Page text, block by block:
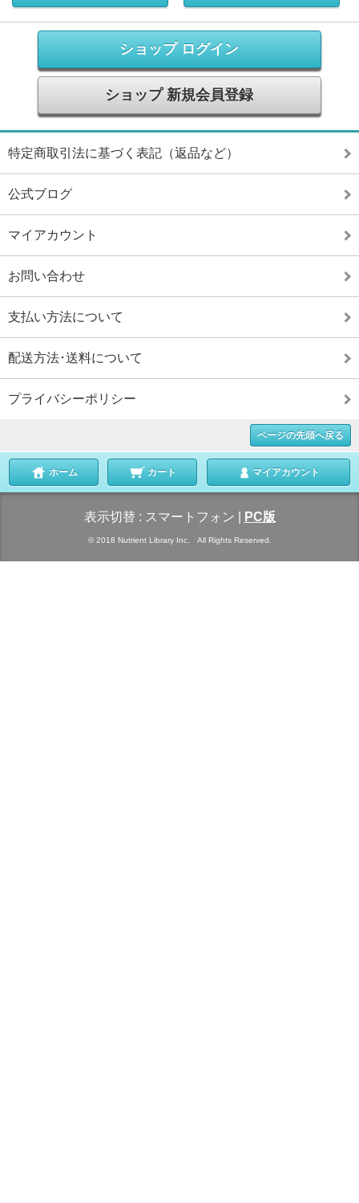
ショップ ログイン
ショップ 新規会員登録
特定商取引法に基づく表記（返品など）
公式ブログ
マイアカウント
お問い合わせ
支払い方法について
配送方法･送料について
プライバシーポリシー
ページの先頭へ戻る
ホーム カート マイアカウント
表示切替 : スマートフォン PC版
© 2018 Nutrient Library Inc. All Rights Reserved.